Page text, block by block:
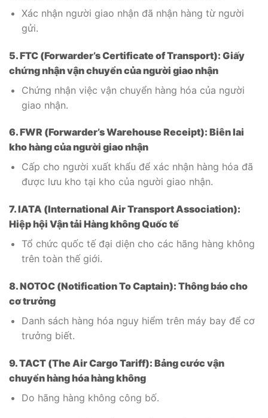
Xác nhận người giao nhận đã nhận hàng từ người
gửi.
5. FTC (Forwarder’s Certificate of Transport): Giấy
chứng nhận vận chuyển của người giao nhận
Chứng nhận việc vận chuyển hàng hóa của người
giao nhận.
6. FWR (Forwarder’s Warehouse Receipt): Biên lai
kho hàng của người giao nhận
Cấp cho người xuất khẩu để xác nhận hàng hóa đã
được lưu kho tại kho của người giao nhận.
7. IATA (International Air Transport Association):
Hiệp hội Vận tải Hàng không Quốc tế
Tổ chức quốc tế đại diện cho các hãng hàng không
trên toàn thế giới.
8. NOTOC (Notification To Captain): Thông báo cho
cơ trưởng
Danh sách hàng hóa nguy hiểm trên máy bay để cơ
trưởng biết.
9. TACT (The Air Cargo Tariff): Bảng cước vận
chuyển hàng hóa hàng không
Do hãng hàng không công bố.